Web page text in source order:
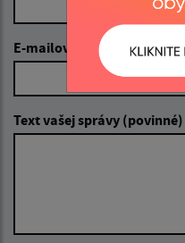
E-mailová adresa
Text vašej správy (povinné)